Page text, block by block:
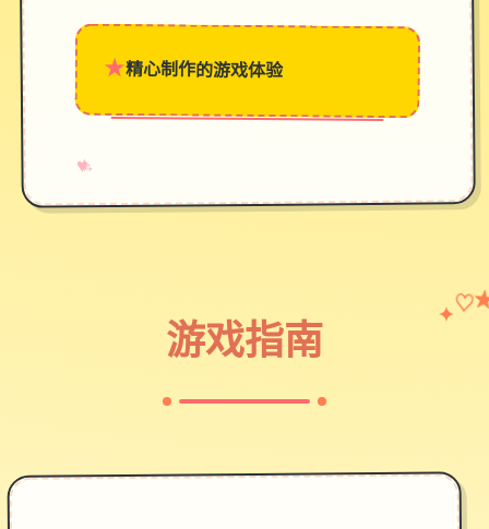
★精心制作的游戏体验
♥
✧
→
游戏指南
✦♡